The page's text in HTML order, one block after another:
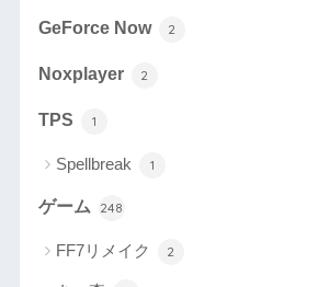
GeForce Now 2
Noxplayer 2
TPS 1
Spellbreak 1
ゲーム 248
FF7リメイク 2